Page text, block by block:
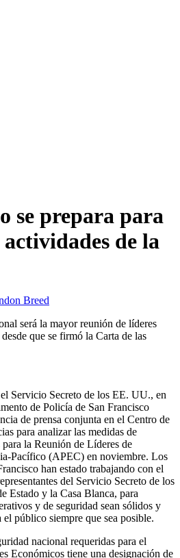
se prepara para
de la
Breed
será la mayor reunión de líderes
que se firmó la Carta de las
Servicio Secreto de los EE. UU., en
de Policía de San Francisco
de prensa conjunta en el Centro de
para analizar las medidas de
la Reunión de Líderes de
Pacífico (APEC) en noviembre. Los
han estado trabajando con el
del Servicio Secreto de los
Estado y la Casa Blanca, para
y de seguridad sean sólidos y
público siempre que sea posible.
nacional requeridas para el
Económicos tiene una designación de